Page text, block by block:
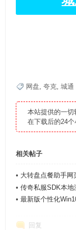
网盘, 夸克, 城通
本站提供的一
在下载后的24
相关帖子
• 大转盘点餐助手网
• 传奇私服SDK本地
• 最新版个性化
回复